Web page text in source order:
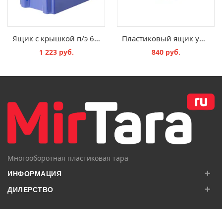
Ящик с крышкой п/э 600х400х400 сплошной, синий морозостойкий Safe PRO
1 223 руб.
Пластиковый ящик универсальный перфорированный 600х400х150 мм
840 руб.
Многооборотная пластиковая тара
ИНФОРМАЦИЯ +
ДИЛЕРСТВО +